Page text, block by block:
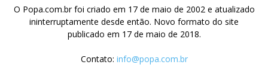
O Popa.com.br foi criado em 17 de maio de 2002 e atualizado
ininterruptamente desde então. Novo formato do site
publicado em 17 de maio de 2018.
Contato: info@popa.com.br